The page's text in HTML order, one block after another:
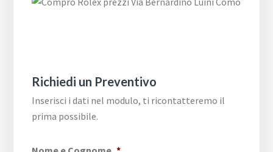
Richiedi un Preventivo
Inserisci i dati nel modulo, ti ricontatteremo il
prima possibile.